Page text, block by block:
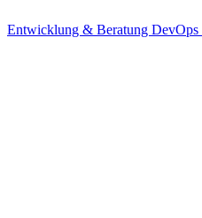
Entwicklung & Beratung DevOps